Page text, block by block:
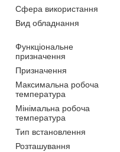
Сфера використання
Вид обладнання
Функціональне
призначення
Призначення
Максимальна робоча
температура
Мінімальна робоча
температура
Тип встановлення
Розташування